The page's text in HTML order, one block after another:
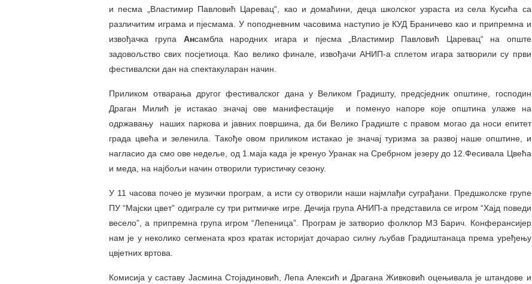
и песма „Властимир Павловић Царевац“, као и домаћини, деца школског узраста из села Кусића са
различитим играма и пјесмама. У поподневним часовима наступио је КУД Браничево као и припремна и
извођачка група Ансамбла народних игара и пјесма „Властимир Павловић Царевац“ на опште
задовољство свих посјетиоца. Као велико финале, извођачи АНИП-а сплетом игара затворили су први
фестивалски дан на спектакуларан начин.
Приликом отварања другог фестивалског дана у Великом Градишту, предсједник општине, господин
Драган Милић је истакао значај ове манифестације и поменуо напоре које општина улаже на
одржавању наших паркова и јавних површина, да би Велико Градиште с правом могао да носи епитет
града цвећа и зеленила. Такође овом приликом истакао је значај туризма за развој наше општине, и
нагласио да смо ове недеље, од 1.маја када је кренуо Уранак на Сребрном језеру до 12.Фесивала Цвећа
и меда, на најбољи начин отворили туристичку сезону.
У 11 часова почео је музички програм, а исти су отворили наши најмлађи суграђани. Предшколске групе
ПУ “Мајски цвет” одиграле су три ритмичке игре. Дечија група АНИП-а представила се игром “Хајд поведи
весело”, а припремна група игром “Лепеница”. Програм је затворио фолклор МЗ Барич. Конферансијер
нам је у неколико сегмената кроз кратак историјат дочарао силну љубав Градиштанаца према уређењу
цвјетних вртова.
Комисија у саставу Јасмина Стојадиновић, Лепа Алексић и Драгана Живковић оцењивала је штандове и